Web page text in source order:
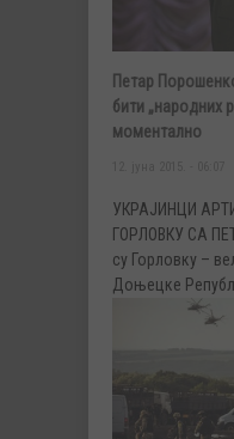
Петар
бити „народних
моментално
УКРАЈИНЦИ
ГОРЛОВКУ СА
су Горловку –
Доњецке